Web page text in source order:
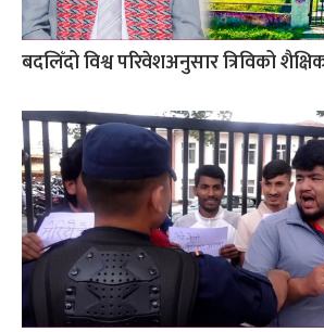
बदलिँदो विश्व परिवेशअनुसार त्रिविको